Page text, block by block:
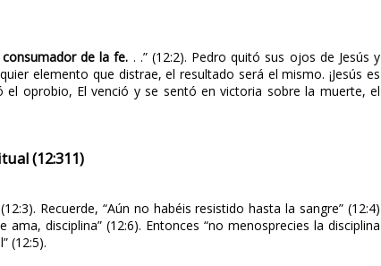
de la fe. . .” (12:2). Pedro quitó sus ojos de Jesús y
elemento que distrae, el resultado será el mismo. ¡Jesús es
oprobio, El venció y se sentó en victoria sobre la muerte, el
(12:311)
Recuerde, “Aún no habéis resistido hasta la sangre” (12:4)
disciplina” (12:6). Entonces “no menosprecies la disciplina
(12:5).